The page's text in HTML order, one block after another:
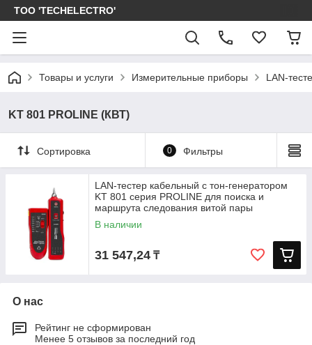
ТОО 'TECHELECTRO'
Товары и услуги Измерительные приборы LAN-
KT 801 PROLINE (КВТ)
Сортировка 0 Фильтры
LAN-тестер кабельный с тон-генератором
KT 801 серия PROLINE для поиска и
маршрута следования витой пары
В наличии
31 547,24 ₸
О нас
Рейтинг не сформирован
Менее 5 отзывов за последний год